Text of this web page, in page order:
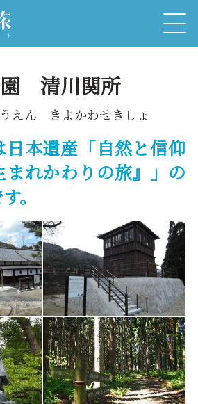
清川関所
えん きよかわせきしょ
本遺産「自然と信仰
れかわりの旅』」の
。